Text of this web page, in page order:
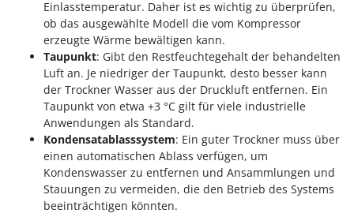
Einlasstemperatur. Daher ist es wichtig zu überprüfen,
ob das ausgewählte Modell die vom Kompressor
erzeugte Wärme bewältigen kann.
Taupunkt: Gibt den Restfeuchtegehalt der behandelten
Luft an. Je niedriger der Taupunkt, desto besser kann
der Trockner Wasser aus der Druckluft entfernen. Ein
Taupunkt von etwa +3 °C gilt für viele industrielle
Anwendungen als Standard.
Kondensatablasssystem: Ein guter Trockner muss über
einen automatischen Ablass verfügen, um
Kondenswasser zu entfernen und Ansammlungen und
Stauungen zu vermeiden, die den Betrieb des Systems
beeinträchtigen könnten.